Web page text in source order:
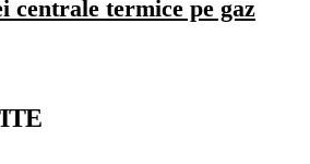
centrale termice pe gaz